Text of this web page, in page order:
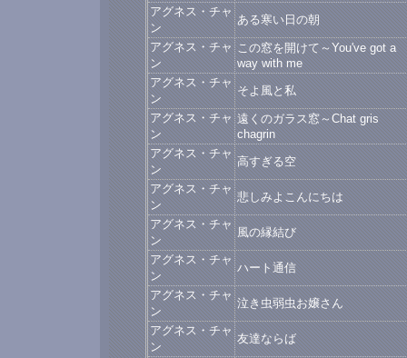
アグネス・チャ
ン
ある寒い日の朝
アグネス・チャ
ン
この窓を開けて～You've got a
way with me
アグネス・チャ
ン
そよ風と私
アグネス・チャ
ン
遠くのガラス窓～Chat gris
chagrin
アグネス・チャ
ン
高すぎる空
アグネス・チャ
ン
悲しみよこんにちは
アグネス・チャ
ン
風の縁結び
アグネス・チャ
ン
ハート通信
アグネス・チャ
ン
泣き虫弱虫お嬢さん
アグネス・チャ
ン
友達ならば